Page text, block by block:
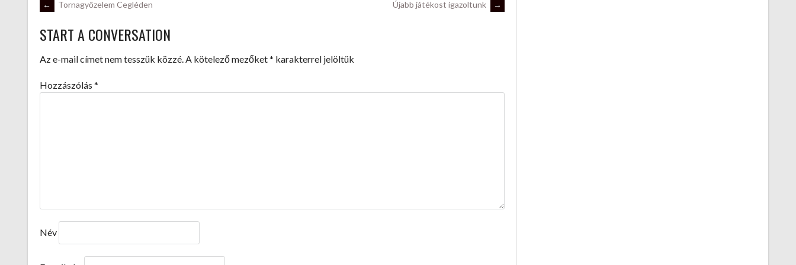
POST
NAVIGATION
← Tornagyőzelem Cegléden Újabb játékost igazoltunk →
START A CONVERSATION
Az e-mail címet nem tesszük közzé. A kötelező mezőket* karakterrel jelöltük
Hozzászólás *
Név